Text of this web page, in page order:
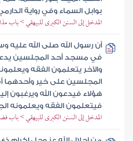
بوابل السماء وفي رواية
المدخل إلى السنن الكبرى للبيهقي > باب
أن رسول الله صلى الله
في مسجد أحد المجلسين
والآخر يتعلمون الفقه
المجلسين على خير وأحدهما
هؤلاء فيدعون الله ويرغبون
فيتعلمون الفقه ويعلمونه
المدخل إلى السنن الكبرى للبيهقي > باب